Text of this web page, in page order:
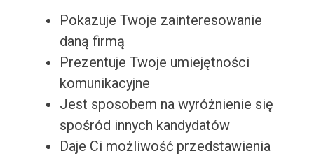
Pokazuje Twoje zainteresowanie
daną firmą
Prezentuje Twoje umiejętności
komunikacyjne
Jest sposobem na wyróżnienie się
spośród innych kandydatów
Daje Ci możliwość przedstawienia